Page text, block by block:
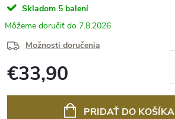
Skladom 5 balení
7.8.2026
Možnosti doručenia
€33,90
PRIDAŤ DO KOŠÍKA